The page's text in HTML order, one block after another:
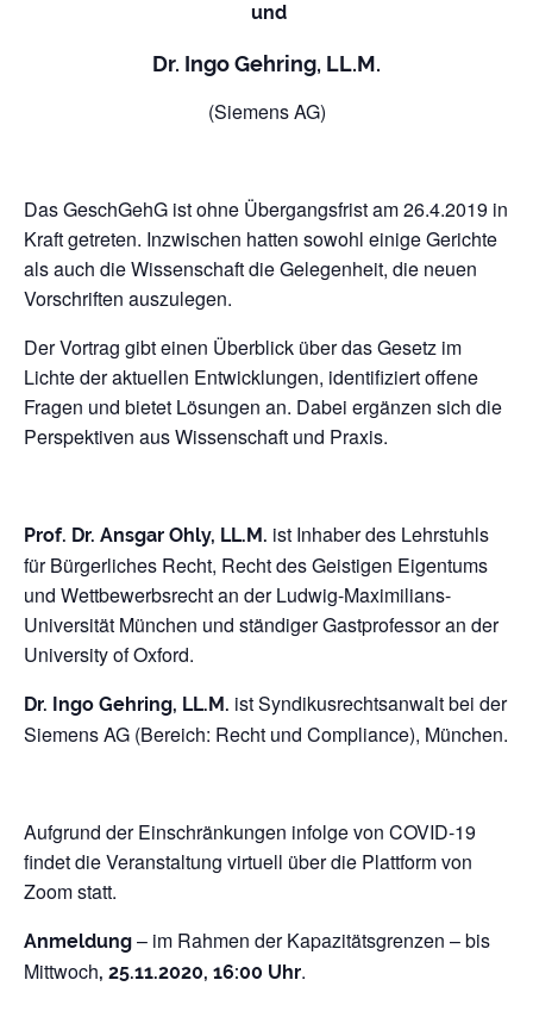
und
Dr. Ingo Gehring, LL.M.
(Siemens AG)
Das GeschGehG ist ohne Übergangsfrist am 26.4.2019 in
Kraft getreten. Inzwischen hatten sowohl einige Gerichte
als auch die Wissenschaft die Gelegenheit, die neuen
Vorschriften auszulegen.
Der Vortrag gibt einen Überblick über das Gesetz im
Lichte der aktuellen Entwicklungen, identifiziert offene
Fragen und bietet Lösungen an. Dabei ergänzen sich die
Perspektiven aus Wissenschaft und Praxis.
Prof. Dr. Ansgar Ohly, LL.M. ist Inhaber des Lehrstuhls
für Bürgerliches Recht, Recht des Geistigen Eigentums
und Wettbewerbsrecht an der Ludwig-Maximilians-
Universität München und ständiger Gastprofessor an der
University of Oxford.
Dr. Ingo Gehring, LL.M. ist Syndikusrechtsanwalt bei der
Siemens AG (Bereich: Recht und Compliance), München.
Aufgrund der Einschränkungen infolge von COVID-19
findet die Veranstaltung virtuell über die Plattform von
Zoom statt.
Anmeldung – im Rahmen der Kapazitätsgrenzen – bis
Mittwoch, 25.11.2020, 16:00 Uhr.